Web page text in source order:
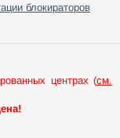
блокираторов
центрах (см.